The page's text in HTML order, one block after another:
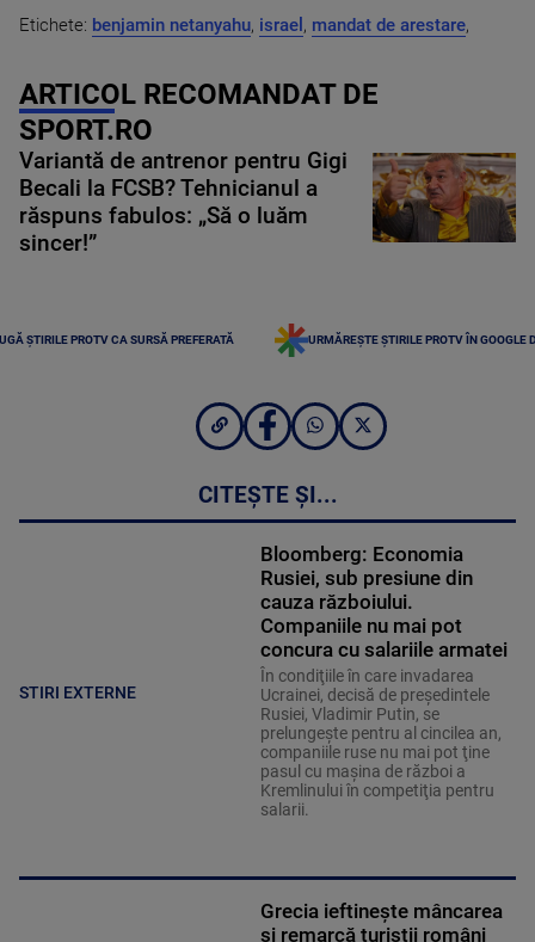
Etichete: benjamin netanyahu, israel , mandat de arestare,
ARTICOL RECOMANDAT DE
SPORT.RO
Variantă de antrenor pentru Gigi
Becali la FCSB? Tehnicianul a
răspuns fabulos: „Să o luăm
sincer!”
ȘTIRILE PROTV CA SURSĂ PREFERATĂ URMĂREȘTE ȘTIRILE PROTV ÎN GOOGLE
CITEȘTE ȘI...
STIRI EXTERNE
Bloomberg: Economia
Rusiei, sub presiune din
cauza războiului.
Companiile nu mai pot
concura cu salariile armatei
În condiţiile în care invadarea
Ucrainei, decisă de preşedintele
Rusiei, Vladimir Putin, se
prelungeşte pentru al cincilea an,
companiile ruse nu mai pot ţine
pasul cu maşina de război a
Kremlinului în competiţia pentru
salarii.
Grecia ieftinește mâncarea
și remarcă turiștii români